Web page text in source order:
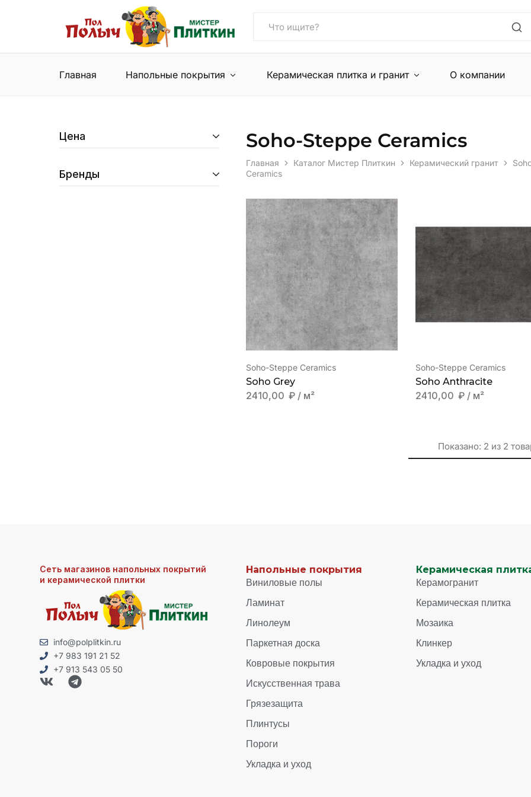
Пол
Полыч
Плиткин
Сеть
магазинов
и
керамической
Главная Напольные покрытия Керамическая плитка и гранит О компании
Soho-Steppe Ceramics
Главная Каталог Мистер Плиткин Керамический гранит
Ceramics
Soho-Steppe Ceramics
Soho Grey
2410,00 ₽ / м²
Soho-Steppe Ceramics
Soho Anthracite
2410,00 ₽ / м²
Показано: 2 из 2
Цена
Бренды
Сеть магазинов напольных покрытий
и керамической плитки
info@polplitkin.ru
+7 983 191 21 52
+7 913 543 05 50
Напольные покрытия
Виниловые полы
Ламинат
Линолеум
Паркетная доска
Ковровые покрытия
Искусственная трава
Грязезащита
Плинтусы
Пороги
Укладка и уход
Керамическая
Керамогранит
Керамическая плитка
Мозаика
Клинкер
Укладка и уход